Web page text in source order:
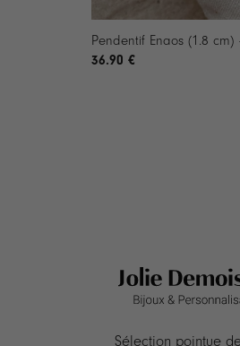
Pendentif Enaos (1.8 cm)
36.90 €
Sélection pointue